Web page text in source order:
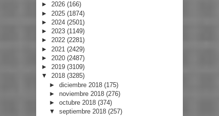
► 2026 (166)
► 2025 (1874)
► 2024 (2501)
► 2023 (1149)
► 2022 (2281)
► 2021 (2429)
► 2020 (2487)
► 2019 (3109)
▼ 2018 (3285)
► diciembre 2018 (175)
► noviembre 2018 (276)
► octubre 2018 (374)
▼ septiembre 2018 (257)